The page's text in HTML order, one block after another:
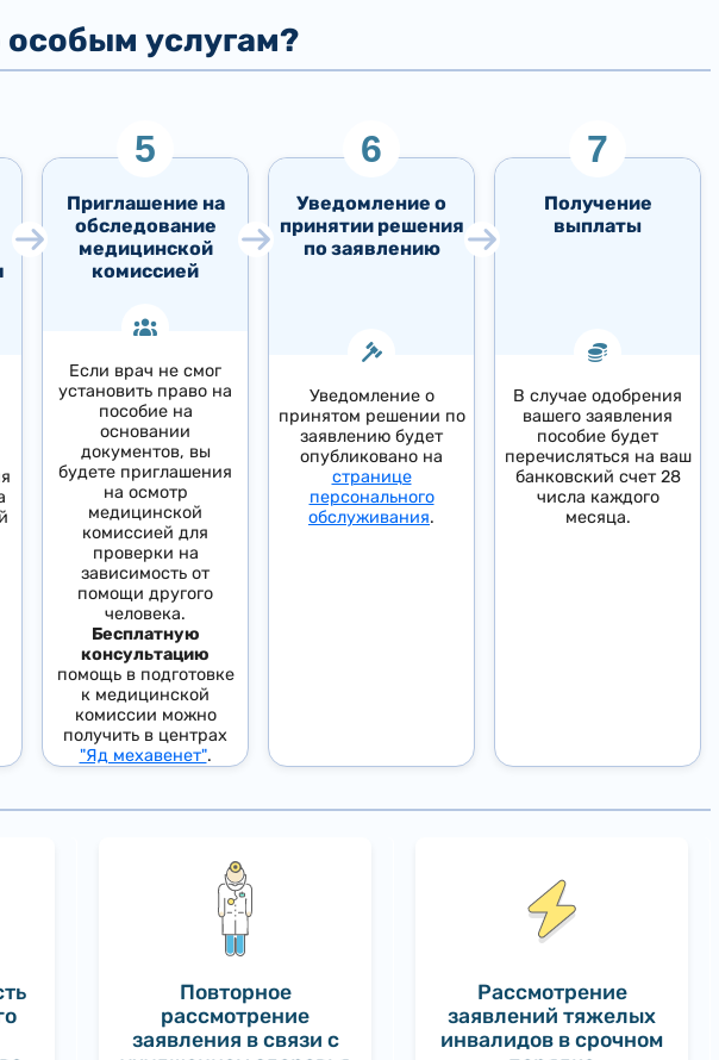
особым услугам?
Приглашение на
обследование
медицинской
комиссией
Если врач не смог
установить право на
пособие на
основании
документов, вы
будете приглашения
на осмотр
медицинской
комиссией для
проверки на
зависимость от
помощи другого
человека.
Бесплатную
консультацию
помощь в подготовке
к медицинской
комиссии можно
получить в центрах
"Яд мехавенет".
Уведомление о
принятии решения
по заявлению
Уведомление о
принятом решении по
заявлению будет
опубликовано на
странице
персонального
обслуживания.
Получение
выплаты
В случае одобрения
вашего заявления
пособие будет
перечисляться на ваш
банковский счет 28
числа каждого
месяца.
Повторное
рассмотрение
заявления в связи с
Рассмотрение
заявлений тяжелых
инвалидов в срочном